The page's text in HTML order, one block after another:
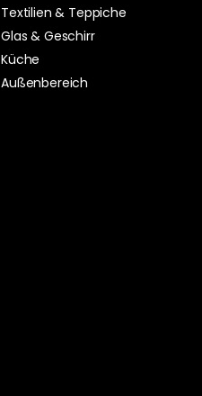
Textilien & Teppiche
Glas & Geschirr
Küche
Außenbereich